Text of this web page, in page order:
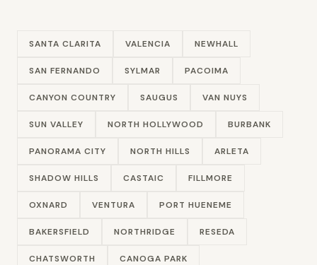
SANTA CLARITA VALENCIA NEWHALL
SAN FERNANDO SYLMAR PACOIMA
CANYON COUNTRY SAUGUS VAN NUYS
SUN VALLEY NORTH HOLLYWOOD BURBANK
PANORAMA CITY NORTH HILLS ARLETA
SHADOW HILLS CASTAIC FILLMORE
OXNARD VENTURA PORT HUENEME
BAKERSFIELD NORTHRIDGE RESEDA
CHATSWORTH CANOGA PARK